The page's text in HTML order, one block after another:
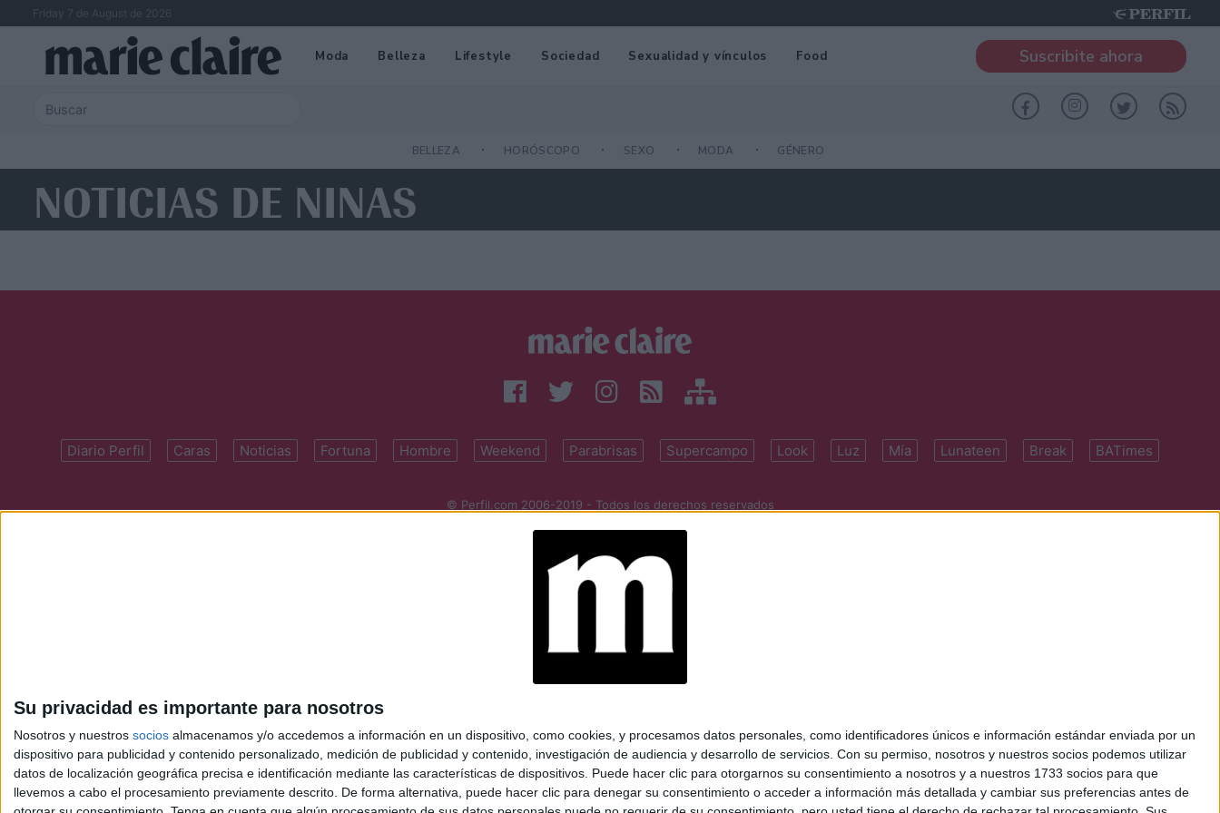
Su privacidad es importante para nosotros
Nosotros y nuestros socios almacenamos y/o accedemos a información en un dispositivo, como cookies, y procesamos datos personales, como identificadores únicos e información estándar enviada por un
dispositivo para publicidad y contenido personalizado, medición de publicidad y contenido, investigación de audiencia y desarrollo de servicios. Con su permiso, nosotros y nuestros socios podemos utilizar
datos de localización geográfica precisa e identificación mediante las características de dispositivos. Puede hacer clic para otorgarnos su consentimiento a nosotros y a nuestros 1733 socios para que
llevemos a cabo el procesamiento previamente descrito. De forma alternativa, puede hacer clic para denegar su consentimiento o acceder a información más detallada y cambiar sus preferencias antes de
Friday 7 de August de 2026
Moda Belleza Lifestyle Sociedad Sexualidad y vínculos Food Suscribite ahora
BELLEZA HORÓSCOPO SEXO MODA GÉNERO
NOTICIAS DE NINAS
Diario Perfil Caras Noticias Fortuna Hombre Weekend Parabrisas Supercampo Look Luz Mía Lunateen Break BATimes
© Perfil.com 2006-2019 - Todos los derechos reservados
perfilcom@perfil.com| Propietario: Diario Perfil S.A.